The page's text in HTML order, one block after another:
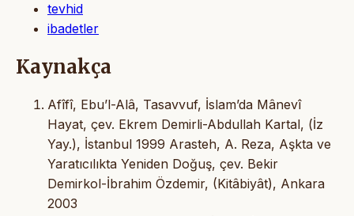
tevhid
ibadetler
Kaynakça
Afîfî, Ebu’l-Alâ, Tasavvuf, İslam’da Mânevî
Hayat, çev. Ekrem Demirli-Abdullah Kartal, (İz
Yay.), İstanbul 1999 Arasteh, A. Reza, Aşkta ve
Yaratıcılıkta Yeniden Doğuş, çev. Bekir
Demirkol-İbrahim Özdemir, (Kitâbiyât), Ankara
2003